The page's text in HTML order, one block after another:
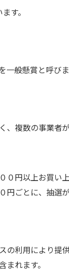
す。
一般懸賞と呼び
、複数の事業者
円以上お買い
ごとに、抽選
利用により提供
れます。